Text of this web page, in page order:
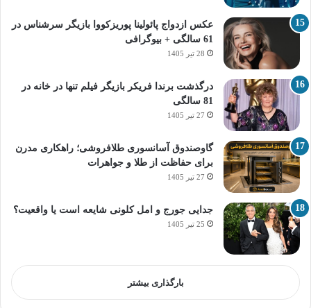
عکس ازدواج پائولینا پوریزکووا بازیگر سرشناس در
61 سالگی + بیوگرافی
28 تیر 1405
درگذشت برندا فریکر بازیگر فیلم تنها در خانه در
81 سالگی
27 تیر 1405
گاوصندوق آسانسوری طلافروشی؛ راهکاری مدرن
برای حفاظت از طلا و جواهرات
27 تیر 1405
جدایی جورج و امل کلونی شایعه است یا واقعیت؟
25 تیر 1405
بارگذاری بیشتر